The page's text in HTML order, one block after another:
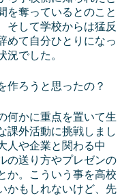
を奪っているとのこと
そして学校からは猛反
めて自分ひとりになっ
況でした。
作ろうと思ったの？
何かに重点を置いて生
課外活動に挑戦しまし
人や企業と関わる中
の送り方やプレゼンの
か。こういう事を高校
かもしれないけど、先